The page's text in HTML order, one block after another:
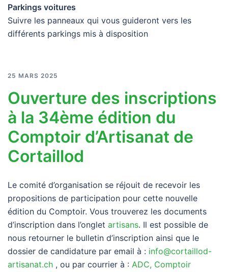
Parkings voitures
Suivre les panneaux qui vous guideront vers les
différents parkings mis à disposition
25 MARS 2025
Ouverture des inscriptions
à la 34ème édition du
Comptoir d’Artisanat de
Cortaillod
Le comité d’organisation se réjouit de recevoir les
propositions de participation pour cette nouvelle
édition du Comptoir. Vous trouverez les documents
d’inscription dans l’onglet artisans. Il est possible de
nous retourner le bulletin d’inscription ainsi que le
dossier de candidature par email à : info@cortaillod-
artisanat.ch , ou par courrier à : ADC, Comptoir